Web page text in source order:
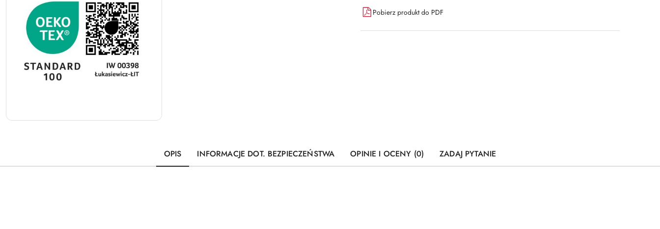
dostawa
Pobierz produkt do PDF
OPIS INFORMACJE DOT. BEZPIECZEŃSTWA OPINIE I OCENY (0) ZADAJ PYTANIE